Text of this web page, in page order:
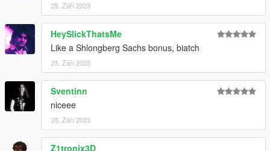
25. Září 2023
HeySlickThatsMe
Like a Shlongberg Sachs bonus, biatch
25. Září 2023
Sventinn
niceee
25. Září 2023
Z1tronix3D